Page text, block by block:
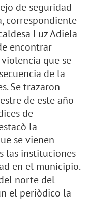
de seguridad
correspondiente
Luz Adiela
encontrar
que se
de la
Se trazaron
de este año
de
la
se vienen
las instituciones
en el municipio.
norte del
el periòdico la